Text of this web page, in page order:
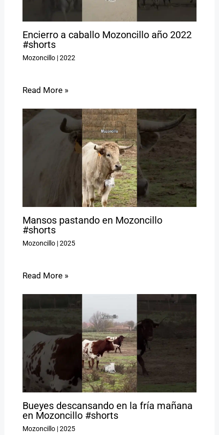
Encierro a caballo Mozoncillo año 2022
#shorts
Mozoncillo|2022
Read More »
Mansos pastando en Mozoncillo
#shorts
Mozoncillo|2025
Read More »
Bueyes descansando en la fría mañana
en Mozoncillo #shorts
Mozoncillo|2025